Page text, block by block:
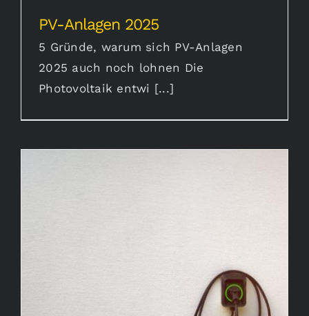
PV-Anlagen 2025
5 Gründe, warum sich PV-Anlagen
2025 auch noch lohnen Die
Photovoltaik entwi [...]